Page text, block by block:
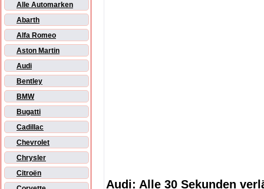
Alle Automarken
Abarth
Alfa Romeo
Aston Martin
Audi
Bentley
BMW
Bugatti
Cadillac
Chevrolet
Chrysler
Citroën
Audi: Alle 30 Sekunden